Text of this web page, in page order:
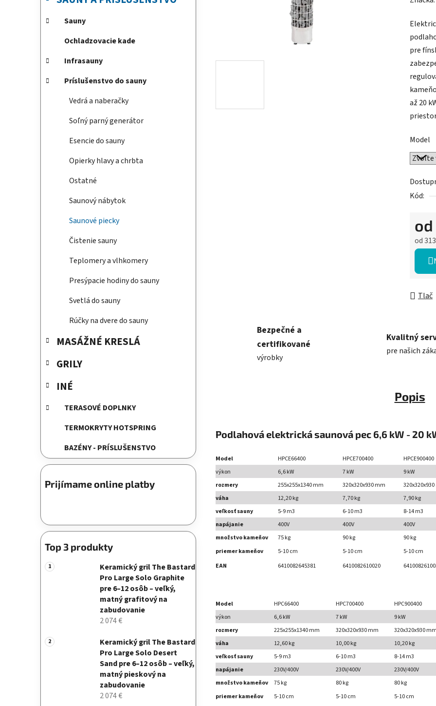
n
e
Sauny
Ochladzovacie kade
Infrasauny
Príslušenstvo do sauny
Vedrá a naberačky
Soľný parný generátor
Esencie do sauny
Opierky hlavy a chrbta
Ostatné
Saunový nábytok
Saunové piecky
Čistenie sauny
Teplomery a vlhkomery
Presýpacie hodiny do sauny
Svetlá do sauny
Rúčky na dvere do sauny
MASÁŽNÉ KRESLÁ
GRILY
INÉ
TERASOVÉ DOPLNKY
TERMOKRYTY HOTSPRING
BAZÉNY - PRÍSLUŠENSTVO
Prijímame online platby
Top 3 produkty
Keramický gril The Bastard
Pro Large Solo Graphite
pre 6–12 osôb – veľký,
matný grafitový na
zabudovanie
2 074 €
Keramický gril The Bastard
Pro Large Solo Desert
Sand pre 6–12 osôb – veľký,
matný pieskový na
zabudovanie
2 074 €
pre
až 20
Model
Kód:
od
od
Tlač
Bezpečné a
certifikované
výrobky
Kvalitný
pre našich
Popis
Podlahová elektrická saunová pec 6,6 kW - 20
Model HPCE66400 HPCE700400
HPCE900400
výkon
6,6 kW 7 kW
9 kW
rozmery
255x255x1340 mm 320x320x930 mm
váha
12,20 kg 7,70 kg
7,90 kg
veľkosť sauny
5-9 m3 6-10 m3
8-14 m3
napájanie
400V 400V
400V
množstvo kameňov
75 kg 90 kg
90 kg
priemer kameňov
5-10 cm 5-10 cm
5-10 cm
EAN
6410082645381 6410082610020
Model HPC66400 HPC700400
HPC900400
výkon
6,6 kW 7 kW
9 kW
rozmery
225x255x1340 mm 320x320x930 mm
320x320x930
váha
12,60 kg 10,00 kg
10,20 kg
veľkosť sauny
5-9 m3 6-10 m3
8-14 m3
napájanie
230V/400V 230V/400V
230V/400V
množstvo kameňov
75 kg 80 kg
80 kg
priemer kameňov
5-10 cm 5-10 cm
5-10 cm